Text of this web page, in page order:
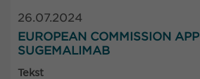
26.07.2024
EUROPEAN COMMISSION
SUGEMALIMAB
Tekst